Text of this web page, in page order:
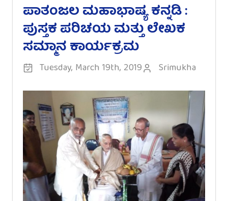
ಪಾತಂಜಲ ಮಹಾಭಾಷ್ಯ ಕನ್ನಡಿ :
ಪುಸ್ತಕ ಪರಿಚಯ ಮತ್ತು ಲೇಖಕ
ಸಮ್ಮಾನ ಕಾರ್ಯಕ್ರಮ
Tuesday, March 19th, 2019 Srimukha